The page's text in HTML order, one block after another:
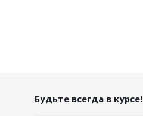
Будьте всегда в курсе!